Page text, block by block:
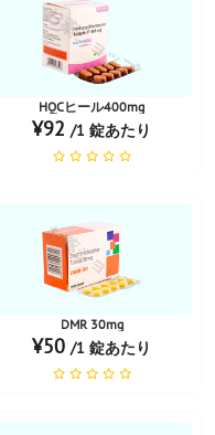
お薬ショップ
HQCヒール400mg
¥92 /1 錠あたり
お薬ショップ
DMR 30mg
¥50 /1 錠あたり